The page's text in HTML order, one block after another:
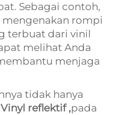
Sebagai contoh,
rompi
terbuat dari vinil
melihat Anda
menjaga
tidak hanya
Vinyl reflektif ,pada